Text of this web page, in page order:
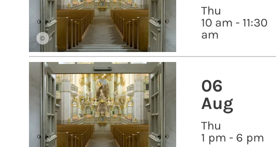
©
Thu
10 am - 11:30
am
06
Aug
Thu
1 pm - 6 pm